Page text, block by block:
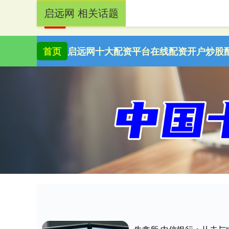
首页 启远网十大配资平台在线配资开户炒股
启远网 相关话题